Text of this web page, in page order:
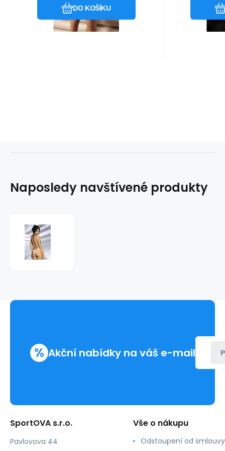
DO KOŠÍKU
zdobena
Naposledy navštívené produkty
% Akční nabídky na váš e-mail
SportOVA s.r.o.
Pavlovova 44
Vše o nákupu
Odstoupení od smlouvy